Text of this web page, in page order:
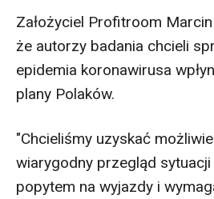
Założyciel Profitroom
że autorzy badania chcieli
epidemia koronawirusa
plany Polaków.
"Chcieliśmy uzyskać
wiarygodny przegląd
popytem na wyjazdy i